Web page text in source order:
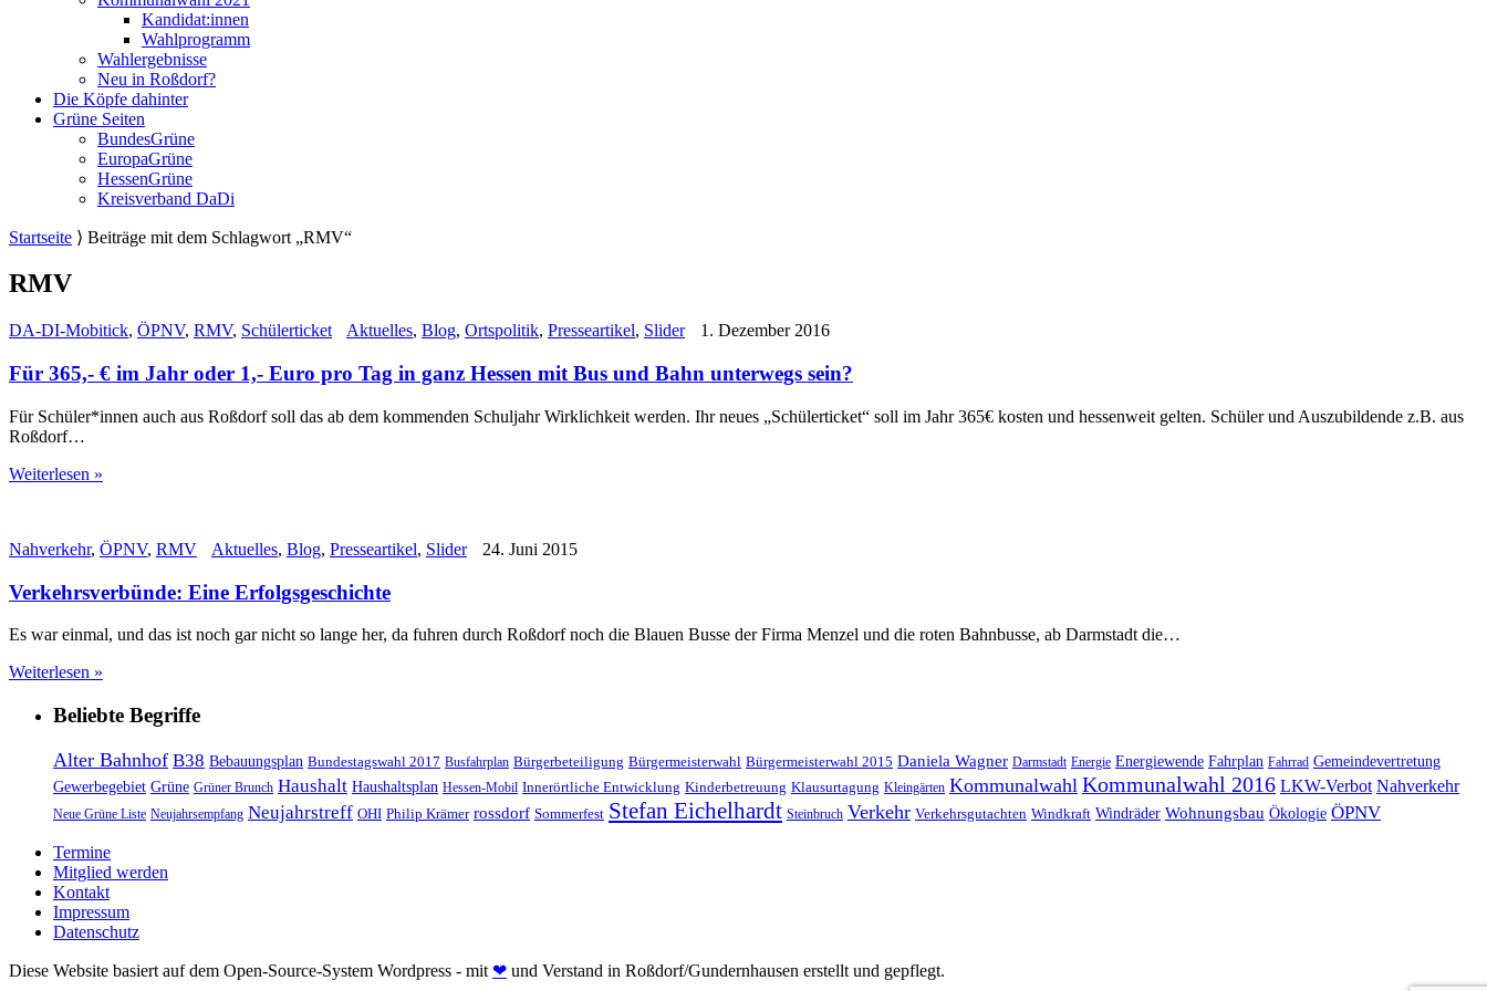
Kandidat:innen
Wahlprogramm
Wahlergebnisse
Neu in Roßdorf?
Die Köpfe dahinter
Grüne Seiten
BundesGrüne
EuropaGrüne
HessenGrüne
Kreisverband DaDi
Startseite ⟩ Beiträge mit dem Schlagwort „RMV“
RMV
DA-DI-Mobitick, ÖPNV, RMV, Schülerticket Aktuelles, Blog, Ortspolitik, Presseartikel, Slider 1. Dezember 2016
Für 365,- € im Jahr oder 1,- Euro pro Tag in ganz Hessen mit Bus und Bahn unterwegs sein?
Für Schüler*innen auch aus Roßdorf soll das ab dem kommenden Schuljahr Wirklichkeit werden. Ihr neues „Schülerticket“ soll im Jahr 365€ kosten und hessenweit gelten. Schüler und Auszubildende z.B. aus
Roßdorf…
Weiterlesen »
Nahverkehr, ÖPNV, RMV Aktuelles, Blog, Presseartikel, Slider 24. Juni 2015
Verkehrsverbünde: Eine Erfolgsgeschichte
Es war einmal, und das ist noch gar nicht so lange her, da fuhren durch Roßdorf noch die Blauen Busse der Firma Menzel und die roten Bahnbusse, ab Darmstadt die…
Weiterlesen »
Beliebte Begriffe
Alter Bahnhof B38 Bebauungsplan Bundestagswahl 2017 Busfahrplan Bürgerbeteiligung Bürgermeisterwahl Bürgermeisterwahl 2015 Daniela Wagner Darmstadt Energie Energiewende Fahrplan Fahrrad Gemeindevertretung
Gewerbegebiet Grüne Grüner Brunch Haushalt Haushaltsplan Hessen-Mobil Innerörtliche Entwicklung Kinderbetreuung Klausurtagung Kleingärten Kommunalwahl Kommunalwahl 2016 LKW-Verbot Nahverkehr
Neue Grüne Liste Neujahrsempfang Neujahrstreff OHI Philip Krämer rossdorf Sommerfest Stefan Eichelhardt Steinbruch Verkehr Verkehrsgutachten Windkraft Windräder Wohnungsbau Ökologie ÖPNV
Termine
Mitglied werden
Kontakt
Impressum
Datenschutz
Diese Website basiert auf dem Open-Source-System Wordpress - mit ❤ und Verstand in Roßdorf/Gundernhausen erstellt und gepflegt.